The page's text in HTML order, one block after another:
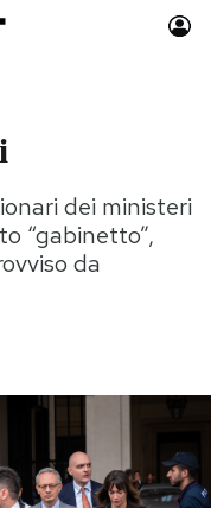
calcio 2026
dei ministeri
“gabinetto”,
da